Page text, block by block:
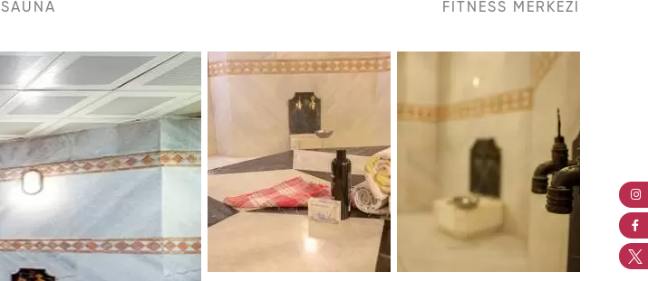
SAUNA FİTNESS MERKEZİ